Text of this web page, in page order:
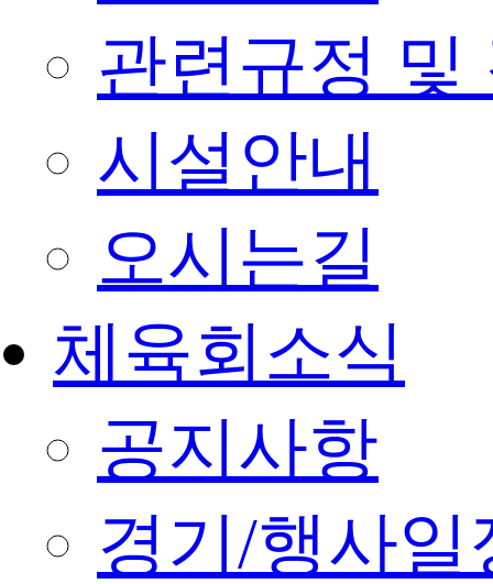
관련규정 및
시설안내
오시는길
체육회소식
공지사항
경기/행사일